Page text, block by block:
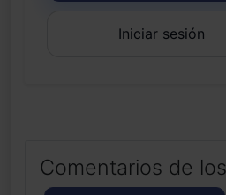
Iniciar sesión
Comentarios de